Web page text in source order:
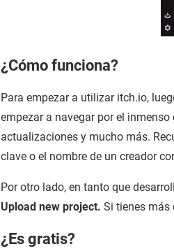
¿Cómo funciona?
Para empezar a utilizar itch.io,
empezar a navegar por el
actualizaciones y mucho más.
clave o el nombre de un creador
Por otro lado, en tanto que
Upload new project. Si tienes más
¿Es gratis?